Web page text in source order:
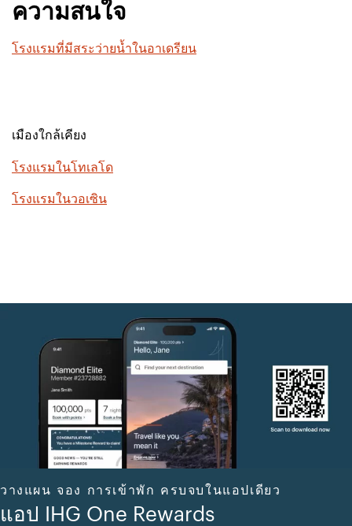
ความสนใจ
โรงแรมที่มีสระว่ายน้ำในอาเดรียน
เมืองใกล้เคียง
โรงแรมในโทเลโด
โรงแรมในวอเซิน
วางแผน จอง การเข้าพัก ครบจบในแอปเดียว
แอป IHG One Rewards